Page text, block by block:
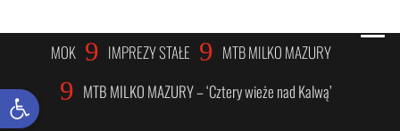
MOK 9 IMPREZY STAŁE 9 MTB MILKO MAZURY
9 MTB MILKO MAZURY – ‘Cztery wieże nad Kalwą’
Otwórz pasek narzędzi